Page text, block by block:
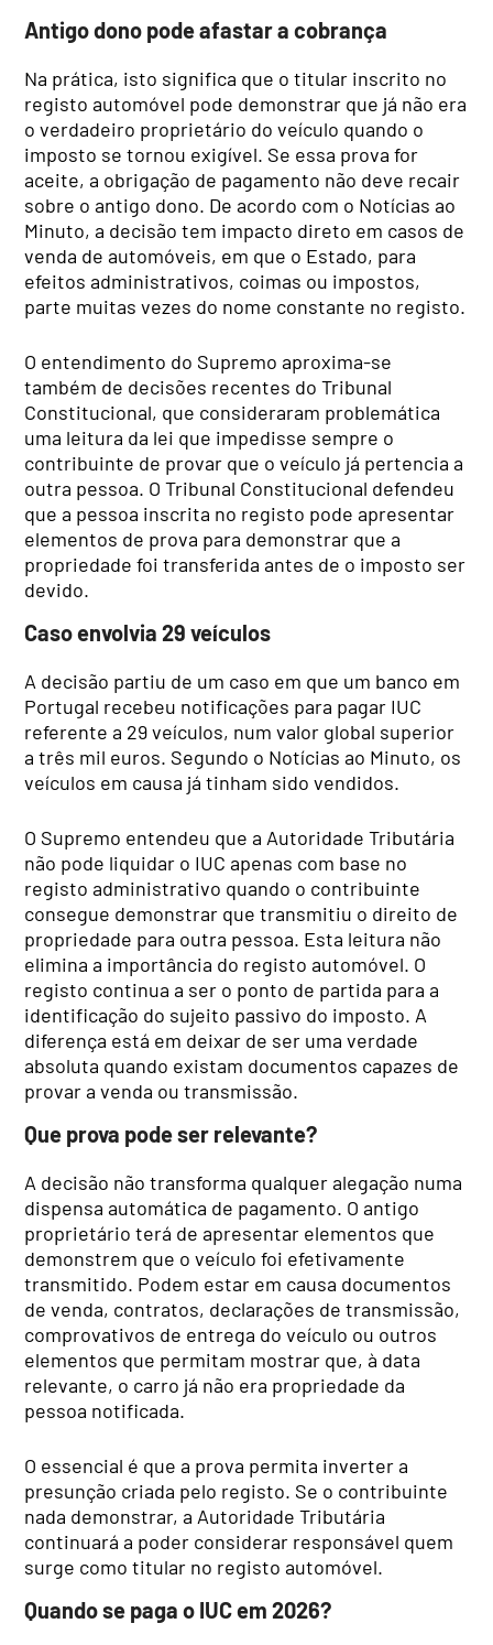
Antigo dono pode afastar a cobrança
Na prática, isto significa que o titular inscrito no
registo automóvel pode demonstrar que já não era
o verdadeiro proprietário do veículo quando o
imposto se tornou exigível. Se essa prova for
aceite, a obrigação de pagamento não deve recair
sobre o antigo dono. De acordo com o Notícias ao
Minuto, a decisão tem impacto direto em casos de
venda de automóveis, em que o Estado, para
efeitos administrativos, coimas ou impostos,
parte muitas vezes do nome constante no registo.
O entendimento do Supremo aproxima-se
também de decisões recentes do Tribunal
Constitucional, que consideraram problemática
uma leitura da lei que impedisse sempre o
contribuinte de provar que o veículo já pertencia a
outra pessoa. O Tribunal Constitucional defendeu
que a pessoa inscrita no registo pode apresentar
elementos de prova para demonstrar que a
propriedade foi transferida antes de o imposto ser
devido.
Caso envolvia 29 veículos
A decisão partiu de um caso em que um banco em
Portugal recebeu notificações para pagar IUC
referente a 29 veículos, num valor global superior
a três mil euros. Segundo o Notícias ao Minuto, os
veículos em causa já tinham sido vendidos.
O Supremo entendeu que a Autoridade Tributária
não pode liquidar o IUC apenas com base no
registo administrativo quando o contribuinte
consegue demonstrar que transmitiu o direito de
propriedade para outra pessoa. Esta leitura não
elimina a importância do registo automóvel. O
registo continua a ser o ponto de partida para a
identificação do sujeito passivo do imposto. A
diferença está em deixar de ser uma verdade
absoluta quando existam documentos capazes de
provar a venda ou transmissão.
Que prova pode ser relevante?
A decisão não transforma qualquer alegação numa
dispensa automática de pagamento. O antigo
proprietário terá de apresentar elementos que
demonstrem que o veículo foi efetivamente
transmitido. Podem estar em causa documentos
de venda, contratos, declarações de transmissão,
comprovativos de entrega do veículo ou outros
elementos que permitam mostrar que, à data
relevante, o carro já não era propriedade da
pessoa notificada.
O essencial é que a prova permita inverter a
presunção criada pelo registo. Se o contribuinte
nada demonstrar, a Autoridade Tributária
continuará a poder considerar responsável quem
surge como titular no registo automóvel.
Quando se paga o IUC em 2026?